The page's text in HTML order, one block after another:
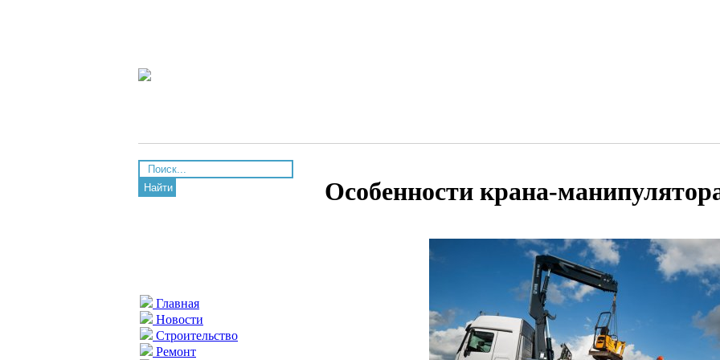
Найти
Главная
Новости
Строительство
Ремонт
Особенности крана-